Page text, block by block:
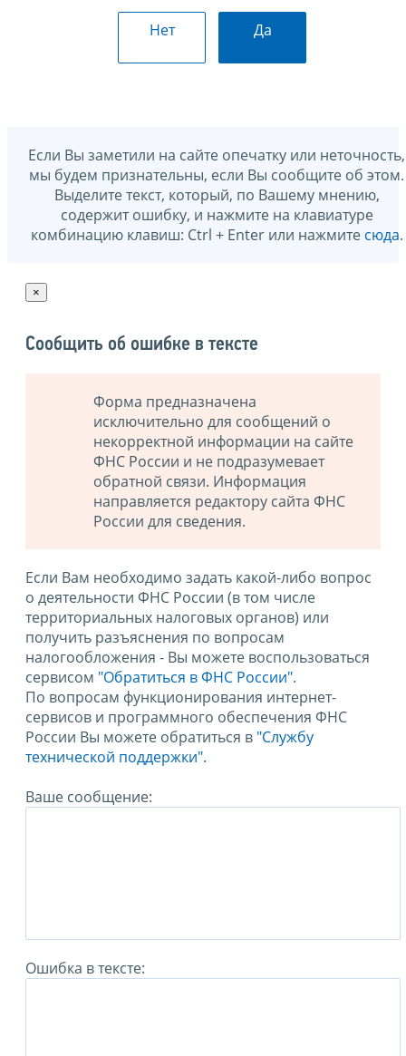
Нет Да
Если Вы заметили на сайте опечатку или неточность,
мы будем признательны, если Вы сообщите об этом.
Выделите текст, который, по Вашему мнению,
содержит ошибку, и нажмите на клавиатуре
комбинацию клавиш: Ctrl + Enter или нажмите сюда.
×
Сообщить об ошибке в тексте
Форма предназначена
исключительно для сообщений о
некорректной информации на сайте
ФНС России и не подразумевает
обратной связи. Информация
направляется редактору сайта ФНС
России для сведения.
Если Вам необходимо задать какой-либо вопрос
о деятельности ФНС России (в том числе
территориальных налоговых органов) или
получить разъяснения по вопросам
налогообложения - Вы можете воспользоваться
сервисом "Обратиться в ФНС России".
По вопросам функционирования интернет-
сервисов и программного обеспечения ФНС
России Вы можете обратиться в "Службу
технической поддержки".
Ваше сообщение:
Ошибка в тексте: